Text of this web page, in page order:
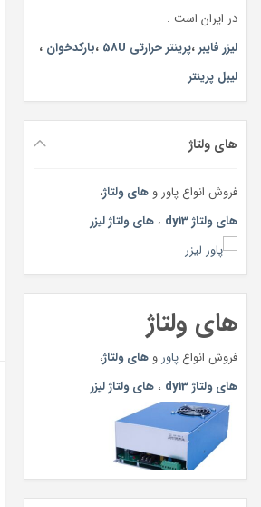
در ایران است .
لیزر فایبر،پرینتر حرارتی 58U ،بارکدخوان ،
لیبل پرینتر
های ولتاژ
فروش انواع پاور و های ولتاژ،
های ولتاژ dy13
، های ولتاژ لیزر
های ولتاژ
فروش انواع پاور و های ولتاژ،
های ولتاژ dy13
، های ولتاژ لیزر